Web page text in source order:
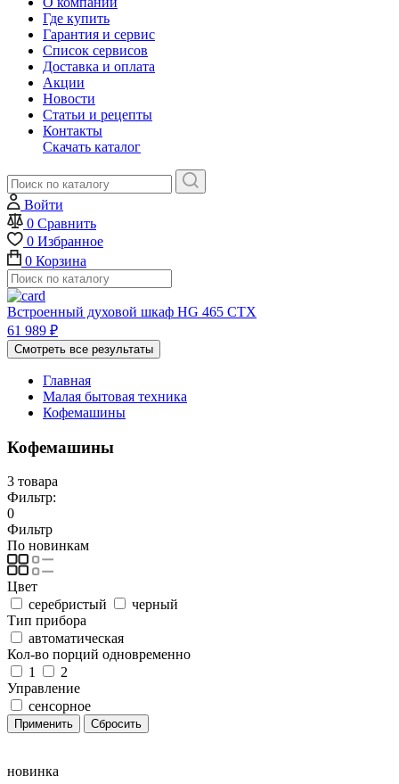
Где купить
Гарантия и сервис
Список сервисов
Доставка и оплата
Акции
Новости
Статьи и рецепты
Контакты
Скачать каталог
Войти
0 Сравнить
0 Избранное
0 Корзина
Встроенный духовой шкаф HG 465 CTX
61 989 ₽
Смотреть все результаты
Главная
Малая бытовая техника
Кофемашины
Кофемашины
3 товара
Фильтр:
0
Фильтр
По новинкам
Цвет
серебристый
черный
Тип прибора
автоматическая
Кол-во порций одновременно
1
2
Управление
сенсорное
новинка